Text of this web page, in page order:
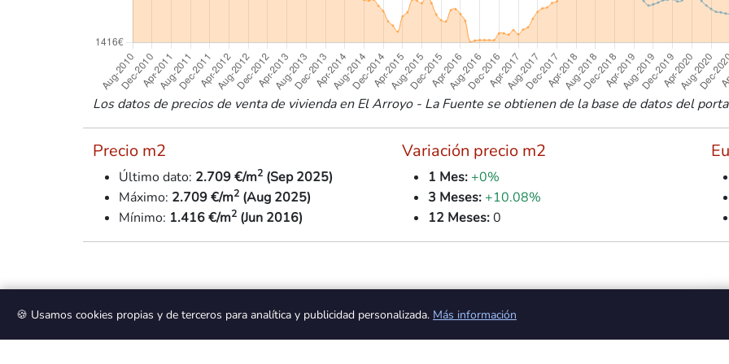
Los datos de precios de venta de vivienda en El Arroyo - La Fuente se obtienen de la base de datos del
Precio m2
Último dato: 2.709 €/m2 (Sep 2025)
Máximo: 2.709 €/m2 (Aug 2025)
Mínimo: 1.416€/m2 (Jun 2016)
Variación precio m2
1 Mes:+0%
3 Meses:+10.08%
12 Meses:0
Descripción del distrito
El distrito El Arroyo - La Fuente es una de las zonas más emblemáticas de Fuenlabrada, conocido por su
🍪 Usamos cookies propias y de terceros para analítica y publicidad personalizada. Más información